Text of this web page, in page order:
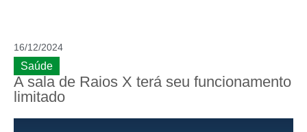
16/12/2024
Saúde
A sala de Raios X terá seu funcionamento
limitado